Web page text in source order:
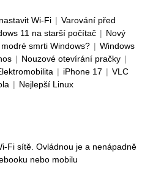
Wi-Fi | Varování před
11 na starší počítač | Nový
smrti Windows? | Windows
| Nouzové otevírání pračky |
| iPhone 17 | VLC
| Nejlepší Linux
Fi sítě. Ovládnou je a nenápadně
nebo mobilu